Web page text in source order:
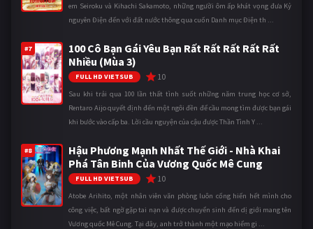
em Seiroku và Kihachi Sakamoto, những người ôm ấp khát vọng đưa Kỷ
nguyên Điện đến với đất nước thông qua cuốn Danh mục Điện th ...
#7
100 Cô Bạn Gái Yêu Bạn Rất Rất Rất Rất Rất
Nhiều (Mùa 3)
FULL HD VIETSUB 10
Sau khi trải qua 100 lần thất tình suốt những năm trung học cơ sở,
Rentaro Aijo quyết định đến một ngôi đền để cầu mong tìm được bạn gái
khi bước vào cấp ba. Lời cầu nguyện của cậu được Thần Tình Y ...
#8
Hậu Phương Mạnh Nhất Thế Giới - Nhà Khai
Phá Tân Binh Của Vương Quốc Mê Cung
FULL HD VIETSUB 10
Atobe Arihito, một nhân viên văn phòng luôn cống hiến hết mình cho
công việc, bất ngờ gặp tai nạn và được chuyển sinh đến dị giới mang tên
Vương quốc Mê Cung. Tại đây, anh trở thành một mạo hiểm gi ...